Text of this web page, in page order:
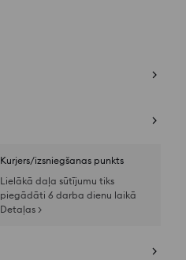
Kurjers/izsniegšanas punkts
Lielākā daļa sūtījumu tiks
piegādāti 6 darba dienu laikā
Detaļas >